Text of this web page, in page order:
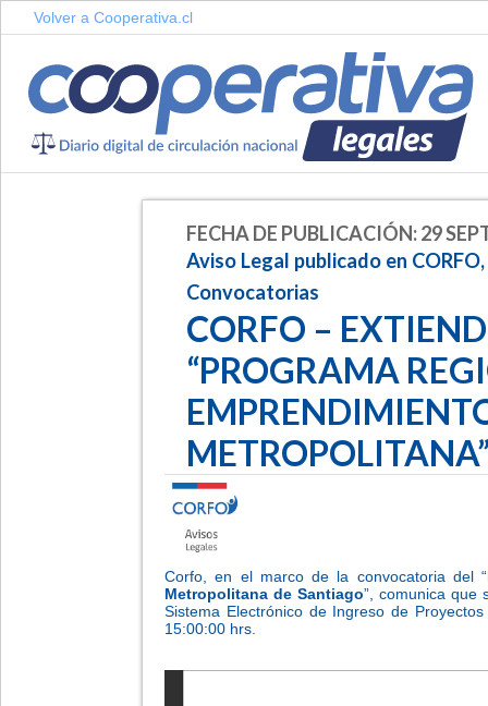
Volver a Cooperativa.cl
FECHA DE PUBLICACIÓN: 29
Aviso Legal publicado en
Convocatorias
CORFO –
“PROGRAMA
Corfo, en el marco de la convocatoria del “
Metropolitana de Santiago”, comunica que
Sistema Electrónico de Ingreso de
15:00:00 hrs.